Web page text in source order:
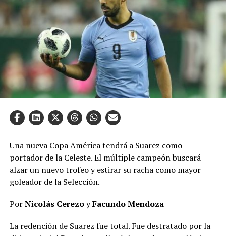
Una nueva Copa América tendrá a Suarez como
portador de la Celeste. El múltiple campeón buscará
alzar un nuevo trofeo y estirar su racha como mayor
goleador de la Selección.
PorNicolás CerezoyFacundo Mendoza
La redención de Suarez fue total. Fue destratado por la